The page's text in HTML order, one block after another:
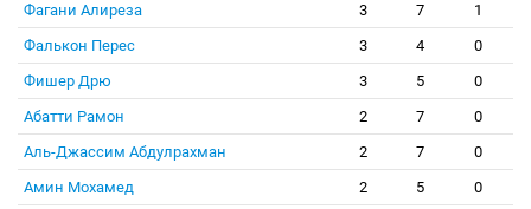
Фагани Алиреза
3 7
1
Фалькон Перес
3 4
0
Фишер Дрю
3 5
0
Абатти Рамон
2 7
0
Аль-Джассим Абдулрахман
2 7
0
Амин Мохамед
2 5
0